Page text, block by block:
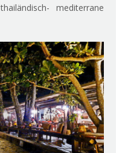
mediterrane